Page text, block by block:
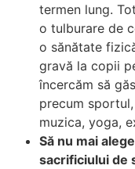
termen lung.
o tulburare de
o sănătate
gravă la copii
încercăm să
precum
muzica, yoga,
Să nu mai
sacrificiului de